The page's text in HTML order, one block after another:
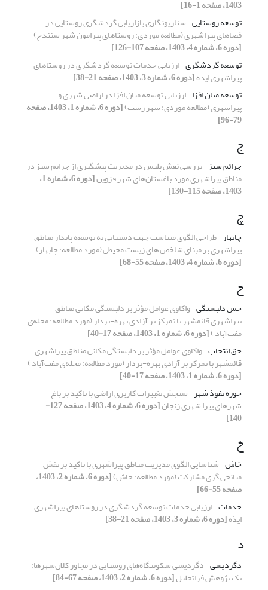
1403، صفحه 1-16]
توسعه روستایی سناریونگاری بازاریابی گردشگری روستایی در
فضاهای پیراشهری (مطالعه موردی: روستاهای پیرامون شهر سنندج)
[دوره 6، شماره 4، 1403، صفحه 107-126]
توسعه گردشگری ارزیابی خدمات توسعه گردشگری در روستاهای
پیراشهری ایذه[دوره 6، شماره 3، 1403، صفحه 21-38]
توسعه میان افزا ارزیابی توسعه میان افزا در اراضی شهری و
پیراشهری (مطالعه موردی: شهر رشت) [دوره 6، شماره 1، 1403، صفحه
79-96]
ج
جرائم سبز بررسی نقش پلیس در مدیریت پیشگیری از جرایم سبز در
مناطق پیراشهری مورد باغستان‌های شهر قزوین [دوره 6، شماره 1،
1403، صفحه 115-130]
چ
چابهار طراحی الگوی متناسب جهت دستیابی به توسعه پایدار مناطق
پیراشهری بر مبنای شاخص های زیست محیطی (مورد مطالعه: چابهار)
[دوره 6، شماره 4، 1403، صفحه 55-68]
ح
حس دلبستگی واکاوی عوامل مؤثر بر دلبستگی مکانی مناطق
پیراشهری قائمشهر با تمرکز بر آزادی بهره-بردار (مورد مطالعه: محله‌ی
مفت‌آباد )[دوره 6، شماره 1، 1403، صفحه 17-40]
حق انتخاب واکاوی عوامل مؤثر بر دلبستگی مکانی مناطق پیراشهری
قائمشهر با تمرکز بر آزادی بهره-بردار (مورد مطالعه: محله‌ی مفت‌آباد )
[دوره 6، شماره 1، 1403، صفحه 17-40]
حوزه نفوذ شهر سنجش تغییرات کاربری اراضی با تاکید بر باغ
شهرهای پیرا شهری زنجان [دوره 6، شماره 4، 1403، صفحه 127-
140]
خ
خاش شناسایی الگوی مدیریت مناطق پیراشهری با تاکید بر نقش
میانجی گری مشارکت (مورد مطالعه: خاش) [دوره 6، شماره 2، 1403،
صفحه 55-66]
خدمات ارزیابی خدمات توسعه گردشگری در روستاهای پیراشهری
ایذه[دوره 6، شماره 3، 1403، صفحه 21-38]
د
دگردیسی دگردیسی سکونتگاه‌های روستایی در مجاور کلان‌شهرها:
یک پژوهش فراتحلیل[دوره 6، شماره 2، 1403، صفحه 67-84]